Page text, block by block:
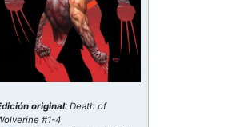
original: Death of
#1-4